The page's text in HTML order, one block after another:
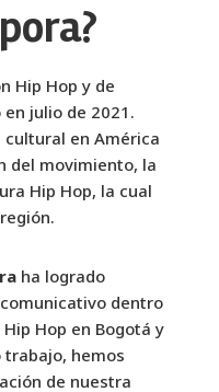
Hip Hop y de
julio de 2021.
cultural en América
del movimiento, la
Hip Hop, la cual
ha logrado
dentro
Hop en Bogotá y
trabajo, hemos
de nuestra